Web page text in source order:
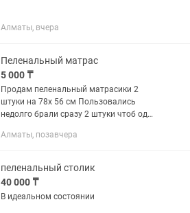
Алматы, вчера
Пеленальный матрас
5 000 ₸
Продам пеленальный матрасики 2
штуки на 78х 56 см Пользовались
недолго брали сразу 2 штуки чтоб одну
столик отдам сразу оба за 5000 тенге
Алматы, позавчера
пеленальный столик
40 000 ₸
В идеальном состоянии